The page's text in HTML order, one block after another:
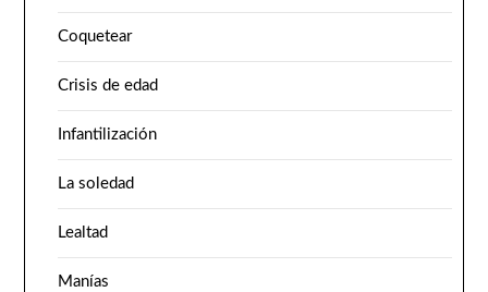
Coquetear
Crisis de edad
Infantilización
La soledad
Lealtad
Manías